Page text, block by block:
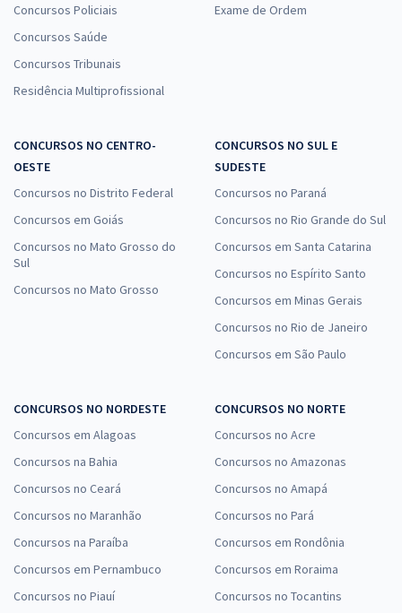
Concursos Policiais
Concursos Saúde
Concursos Tribunais
Residência Multiprofissional
Exame de Ordem
CONCURSOS NO CENTRO-
OESTE
Concursos no Distrito Federal
Concursos em Goiás
Concursos no Mato Grosso do
Sul
Concursos no Mato Grosso
CONCURSOS NO SUL E
SUDESTE
Concursos no Paraná
Concursos no Rio Grande do Sul
Concursos em Santa Catarina
Concursos no Espírito Santo
Concursos em Minas Gerais
Concursos no Rio de Janeiro
Concursos em São Paulo
CONCURSOS NO NORDESTE
Concursos em Alagoas
Concursos na Bahia
Concursos no Ceará
Concursos no Maranhão
Concursos na Paraíba
Concursos em Pernambuco
Concursos no Piauí
CONCURSOS NO NORTE
Concursos no Acre
Concursos no Amazonas
Concursos no Amapá
Concursos no Pará
Concursos em Rondônia
Concursos em Roraima
Concursos no Tocantins